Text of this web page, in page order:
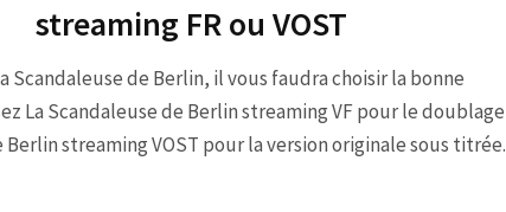
streaming FR ou VOST
Scandaleuse de Berlin, il vous faudra choisir la bonne
La Scandaleuse de Berlin streaming VF pour le doublage
Berlin streaming VOST pour la version originale sous titrée.